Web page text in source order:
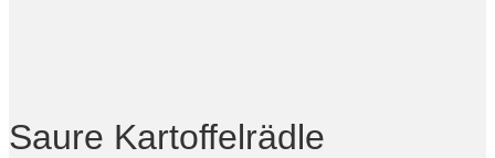
Saure Kartoffelrädle